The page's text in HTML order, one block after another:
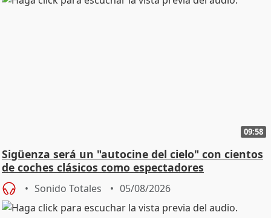
09:58
Sigüenza será un "autocine del cielo" con cientos
de coches clásicos como espectadores
Sonido Totales 05/08/2026